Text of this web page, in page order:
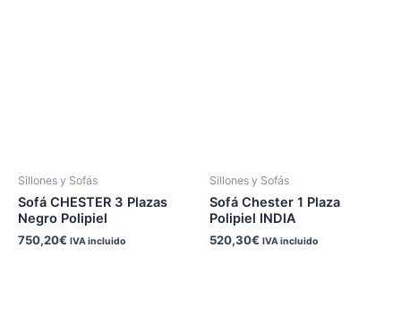
Sillones y Sofás
Sofá CHESTER 3 Plazas
Negro Polipiel
750,20€ IVA incluido
Sillones y Sofás
Sofá Chester 1 Plaza
Polipiel INDIA
520,30€ IVA incluido